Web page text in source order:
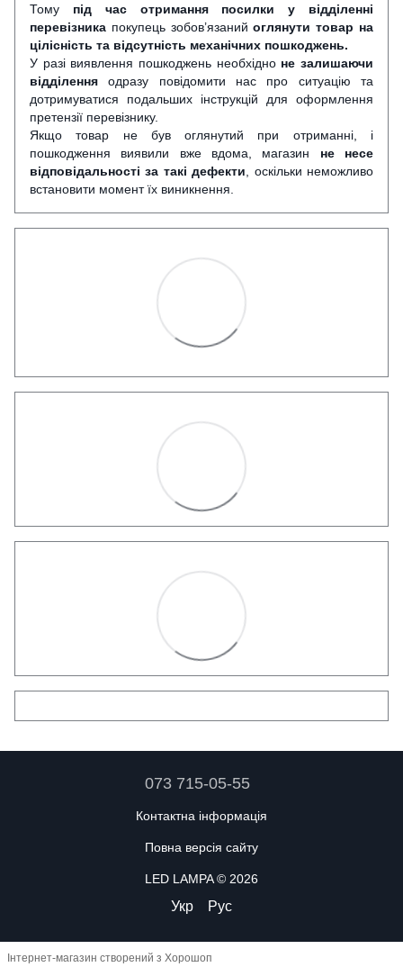
Тому під час отримання посилки у відділенні
перевізника покупець зобов’язанийоглянути товар на
цілісність та відсутність механічних пошкоджень.
У разі виявлення пошкоджень необхідно не залишаючи
відділення одразу повідомити нас про ситуацію та
дотримуватися подальших інструкцій для оформлення
претензії перевізнику.
Якщо товар не був оглянутий при отриманні, і
пошкодження виявили вже вдома, магазин не несе
відповідальності за такі дефекти, оскільки неможливо
встановити момент їх виникнення.
073 715-05-55
Контактна інформація
Повна версія сайту
LED LAMPA © 2026
Укр Рус
Інтернет-магазин створений з Хорошоп